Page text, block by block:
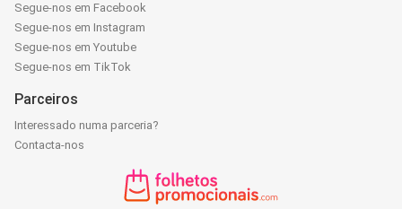
Segue-nos em Facebook
Segue-nos em Instagram
Segue-nos em Youtube
Segue-nos em TikTok
Parceiros
Interessado numa parceria?
Contacta-nos